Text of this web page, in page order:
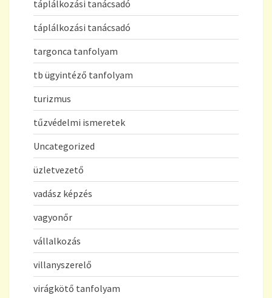
táplálkozási tanácsadó
táplálkozási tanácsadó
targonca tanfolyam
tb ügyintéző tanfolyam
turizmus
tűzvédelmi ismeretek
Uncategorized
üzletvezető
vadász képzés
vagyonőr
vállalkozás
villanyszerelő
virágkötő tanfolyam